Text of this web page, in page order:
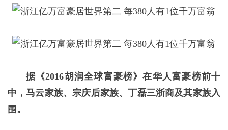
据《2016胡润全球富豪榜》在华人富豪榜前十
中，马云家族、宗庆后家族、丁磊三浙商及其家族入
围。